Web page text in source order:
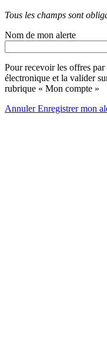
Tous les champs sont
Nom de mon alerte
Pour recevoir les offres
électronique et la valider
rubrique « Mon compte »
AnnulerEnregistrer mon